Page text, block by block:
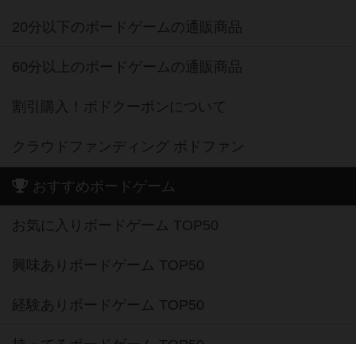
20分以下のボードゲームの通販商品
60分以上のボードゲームの通販商品
割引購入！ボドクーポンについて
クラウドファンディング ボドファン
おすすめボードゲーム
お気に入りボードゲーム TOP50
興味ありボードゲーム TOP50
経験ありボードゲーム TOP50